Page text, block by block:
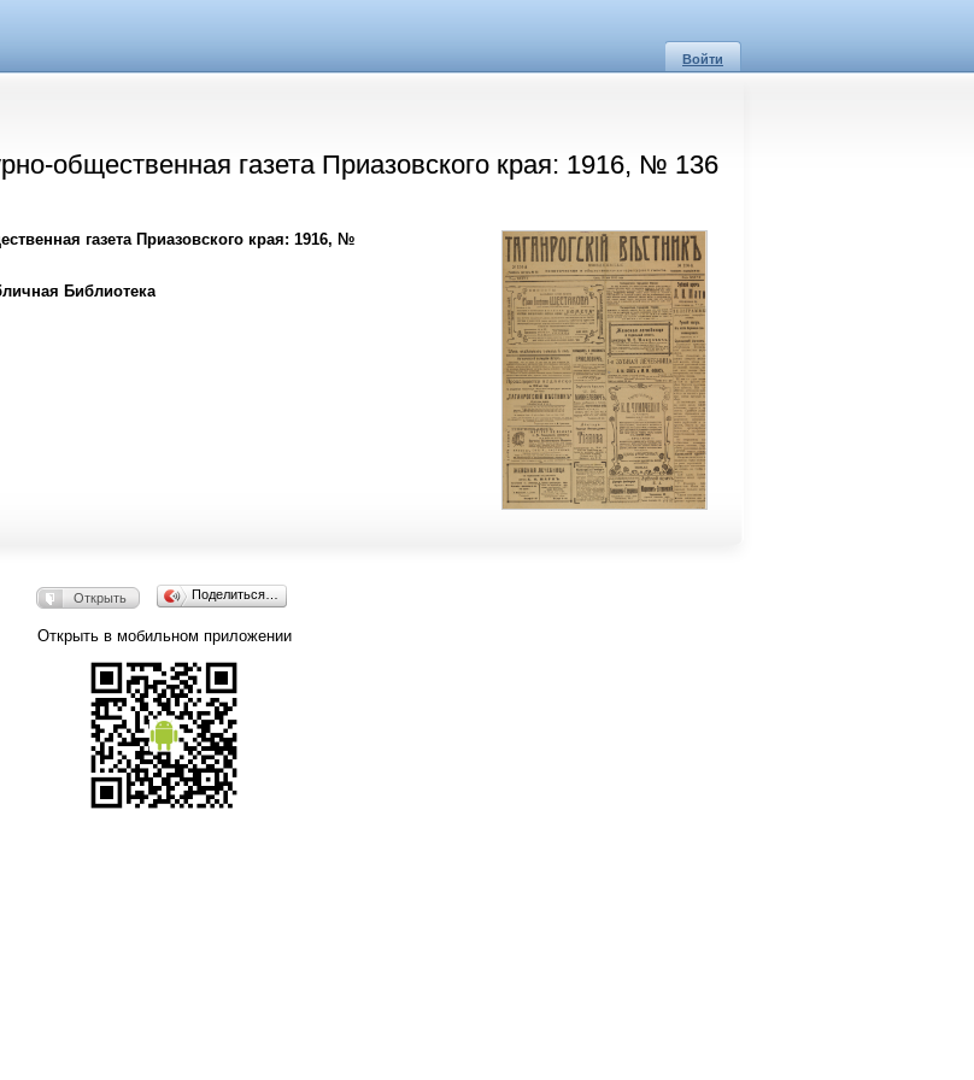
Войти
общественная газета Приазовского края: 1916, № 136
газета Приазовского края: 1916, №
Библиотека
Открыть Поделиться…
Открыть в мобильном приложении